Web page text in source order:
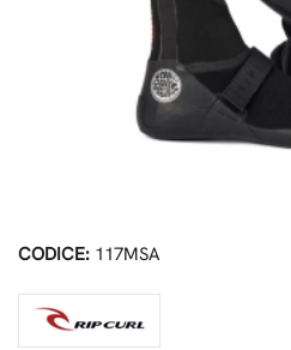
CODICE: 117MSA